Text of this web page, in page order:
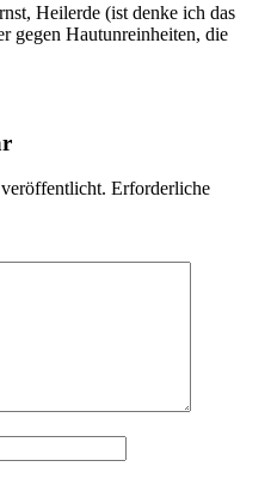
Heilerde (ist denke ich das
gegen Hautunreinheiten, die
Erforderliche